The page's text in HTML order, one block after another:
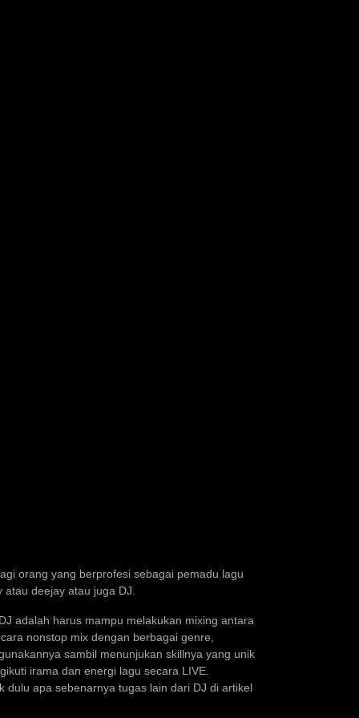
orang yang berprofesi sebagai pemadu lagu
atau deejay atau juga DJ.
adalah harus mampu melakukan mixing antara
nonstop mix dengan berbagai genre,
sambil menunjukan skillnya yang unik
irama dan energi lagu secara LIVE.
dulu apa sebenarnya tugas lain dari DJ di artikel